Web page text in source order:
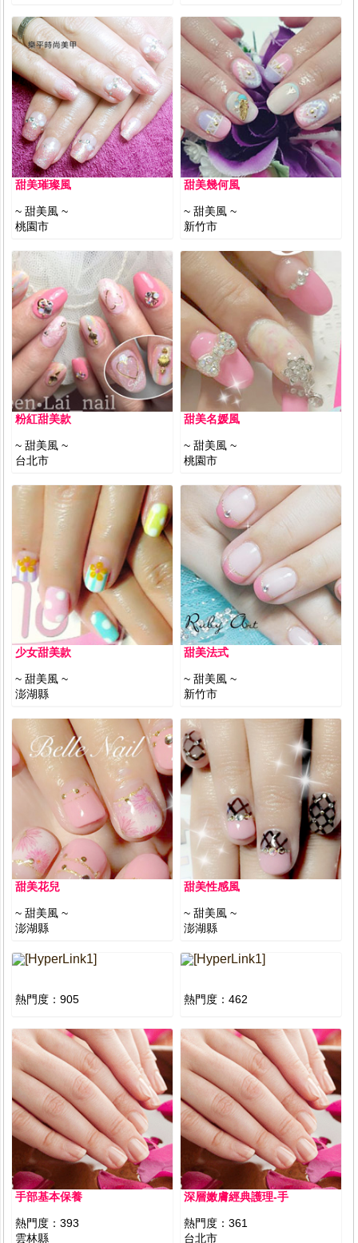
甜美璀璨風
~ 甜美風 ~
桃園市
甜美幾何風
~ 甜美風 ~
新竹市
粉紅甜美款
~ 甜美風 ~
台北市
甜美名媛風
~ 甜美風 ~
桃園市
少女甜美款
~ 甜美風 ~
澎湖縣
甜美法式
~ 甜美風 ~
新竹市
甜美花兒
~ 甜美風 ~
澎湖縣
甜美性感風
~ 甜美風 ~
澎湖縣
熱門度：905 熱門度： 462
手部基本保養
熱門度：393
雲林縣
深層嫩膚經典護理-手
熱門度： 361
台北市